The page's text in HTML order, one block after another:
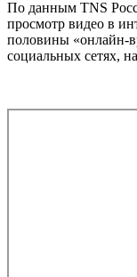
По данным TNS
просмотр видео в
половины «онлайн-
социальных сетях,